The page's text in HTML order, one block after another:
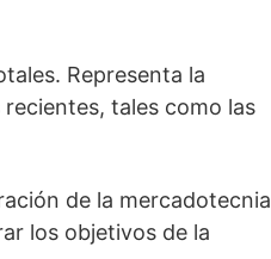
Representa la
tales como las
de la mercadotecnia
los objetivos de la